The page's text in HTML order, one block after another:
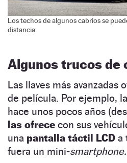
Los techos de algunos cabrios se
distancia.
Algunos trucos de
Las llaves más avanzadas
de película. Por ejemplo,
hace unos pocos años
las ofrece con sus
una pantalla táctil LCD a
fuera un mini-smartphone.